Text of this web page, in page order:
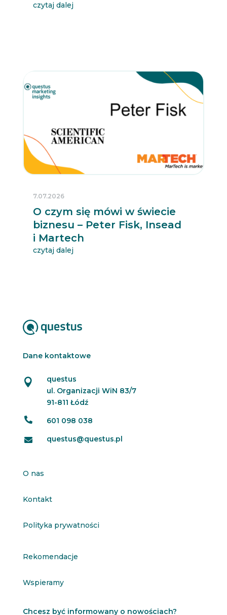
czytaj dalej
O czym się mówi w świecie
biznesu – Peter Fisk, Insead
i Martech
7.07.2026
czytaj dalej
Dane kontaktowe

questus
ul. Organizacji WiN 83/7
91-811 Łódź
 601 098 038
 questus@questus.pl
O nas
Kontakt
Polityka prywatności
Rekomendacje
Wspieramy
Chcesz być informowany o nowościach?